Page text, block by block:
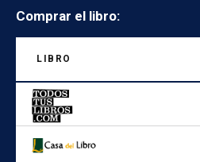
Comprar el libro:
LIBRO